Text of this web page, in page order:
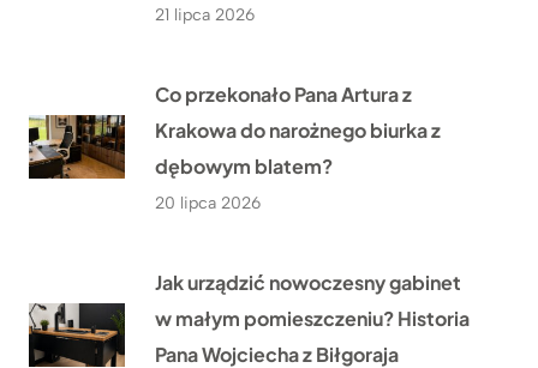
21 lipca 2026
Co przekonało Pana Artura z
Krakowa do narożnego biurka z
dębowym blatem?
20 lipca 2026
Jak urządzić nowoczesny gabinet
w małym pomieszczeniu? Historia
Pana Wojciecha z Biłgoraja